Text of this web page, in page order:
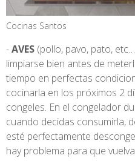
Cocinas Santos
AVES (pollo, pavo, pato,
limpiarse bien antes de
tiempo en perfectas
cocinarla en los próximos 2
congeles. En el congelador
cuando decidas consumirla,
esté perfectamente
hay problema para que